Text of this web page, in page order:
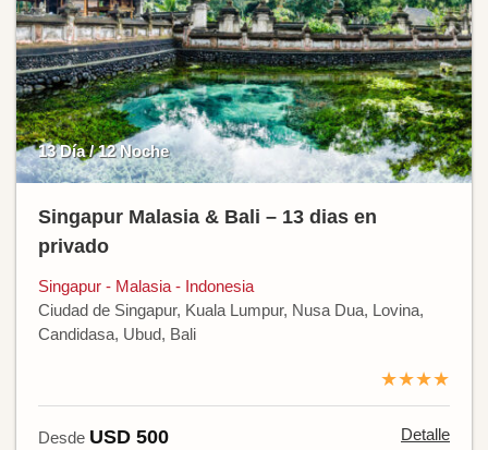
13 Día / 12 Noche
Singapur Malasia & Bali – 13 dias en
privado
Singapur - Malasia - Indonesia
Ciudad de Singapur, Kuala Lumpur, Nusa Dua, Lovina,
Candidasa, Ubud, Bali
★★★★
Desde USD 500 Detalle